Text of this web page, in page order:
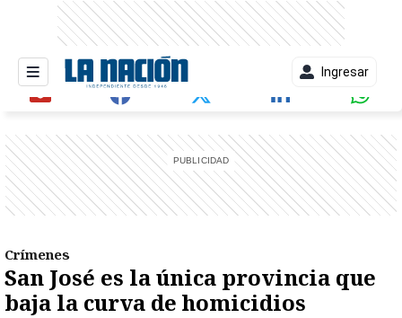
Ingresar
Crímenes
San José es la única provincia que
baja la curva de homicidios